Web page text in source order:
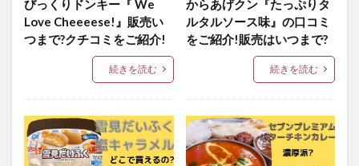
びっくりドンキー『 We
Love Cheeeese!』販売い
つまで?クチコミをご紹介!
続きを読む
からあげクン『たっぷりタ
ルタルソース味』の口コミ
をご紹介!販売はいつまで?
続きを読む